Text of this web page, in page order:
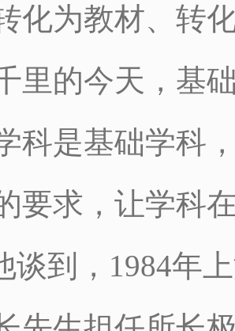
化为教材、转
里的今天，基
科是基础学科
要求，让学科
谈到，1984年